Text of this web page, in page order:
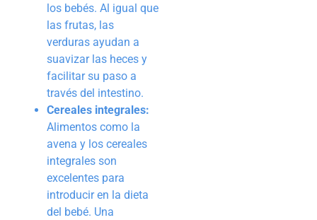
los bebés. Al igual que
las frutas, las
verduras ayudan a
suavizar las heces y
facilitar su paso a
través del intestino.
Cereales integrales:
Alimentos como la
avena y los cereales
integrales son
excelentes para
introducir en la dieta
del bebé. Una